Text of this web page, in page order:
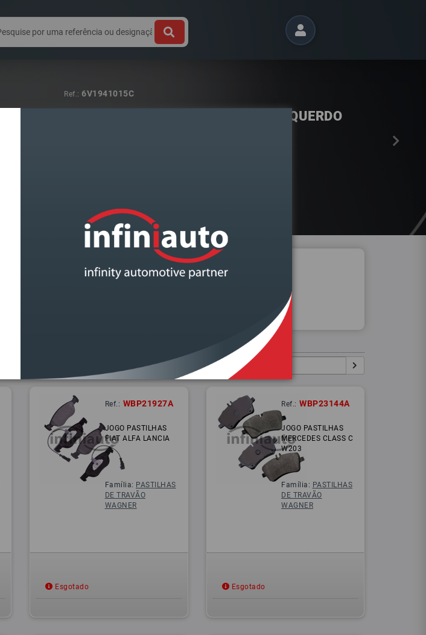
Ref.: L6262
FIXADOR ROSCA VERMELHO FORTE 10ML
Pesquisar:
Ref.: WBP21927A
JOGO PASTILHAS
FIAT ALFA LANCIA
Família: PASTILHAS
DE TRAVÃO
WAGNER
Esgotado
Ref.: WBP23144A
JOGO PASTILHAS
MERCEDES CLASS C
W203
Família: PASTILHAS
DE TRAVÃO
WAGNER
Esgotado